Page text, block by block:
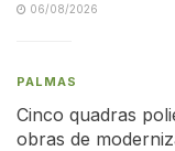
06/08/2026
PALMAS
Cinco quadras
obras de